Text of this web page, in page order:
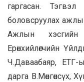
гаргасан. Тэгвэл
боловсруулах
Ажлын
Ерөнхийлөгчийн
Ч.Даваабаяр, ЕТГ-
дарга В.Мөнгөнсүх,